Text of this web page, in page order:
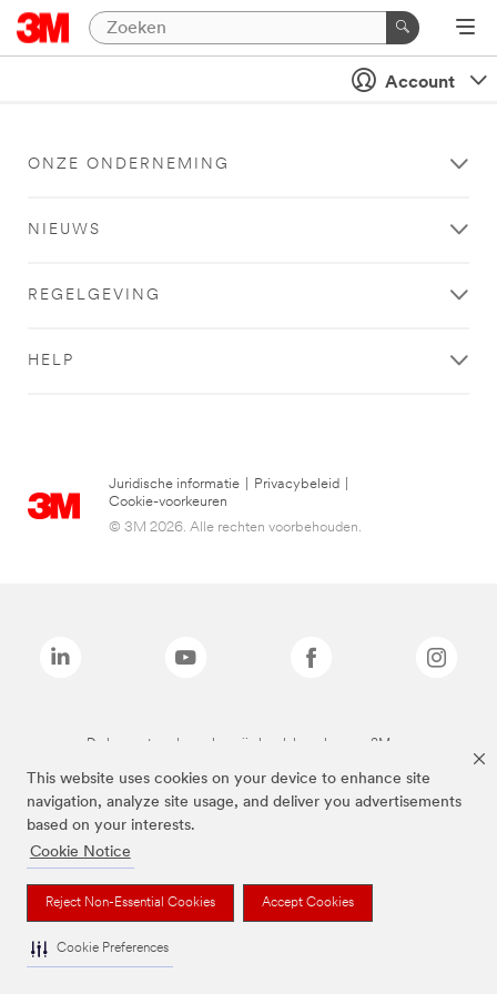
This website uses cookies on your device to enhance site
navigation, analyze site usage, and deliver you advertisements
based on your interests.
Cookie Notice
Reject Non-Essential Cookies Accept Cookies
Cookie Preferences
Account
ONZE ONDERNEMING
NIEUWS
REGELGEVING
HELP
Juridische informatie Privacybeleid
Cookie-voorkeuren
© 3M 2026. Alle rechten voorbehouden.
De bovenstaande merken zijn handelsmerken van 3M.we